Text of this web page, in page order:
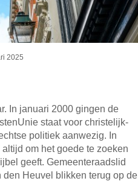
2025
In januari 2000 gingen de
staat voor christelijk-
politiek aanwezig. In
om het goede te zoeken
geeft. Gemeenteraadslid
Heuvel blikken terug op de